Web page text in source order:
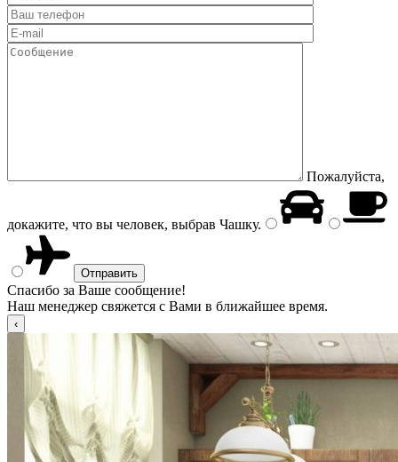
Пожалуйста,
докажите, что вы человек, выбрав Чашку.
Спасибо за Ваше сообщение!
Наш менеджер свяжется с Вами в ближайшее время.